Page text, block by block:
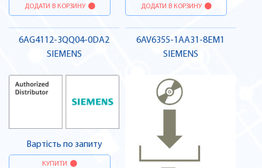
ДОДАТИ В КОРЗИНУ ДОДАТИ В КОРЗИНУ
6AG4112-3QQ04-0DA2
SIEMENS
Вартість по запиту
КУПИТИ
6AV6355-1AA31-8EM1
SIEMENS